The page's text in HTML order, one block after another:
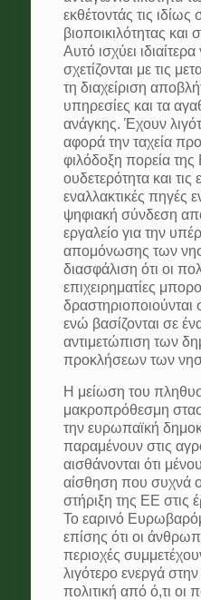
εκθέτοντάς τις
βιοποικιλότητας και
Αυτό ισχύει
σχετίζονται με τις
τη διαχείριση
υπηρεσίες και τα
ανάγκης. Έχουν
αφορά την ταχεία
φιλόδοξη πορεία της
ουδετερότητα και τις
εναλλακτικές πηγές
ψηφιακή σύνδεση
εργαλείο για την
απομόνωσης των
διασφάλιση ότι οι
επιχειρηματίες
δραστηριοποιούνται
ενώ βασίζονται σε
αντιμετώπιση των
προκλήσεων των
Η μείωση του
μακροπρόθεσμη
την ευρωπαϊκή
παραμένουν στις
αισθάνονται ότι
αίσθηση που συχνά
στήριξη της ΕΕ στις
Το εαρινό
επίσης ότι οι
περιοχές
λιγότερο ενεργά
πολιτική από ό,τι οι